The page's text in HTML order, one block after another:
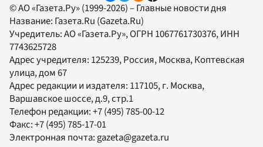
© АО «Газета.Ру» (1999-2026) – Главные новости дня
Название: Газета.Ru (Gazeta.Ru)
Учредитель:АО «Газета.Ру», ОГРН 1067761730376, ИНН
7743625728
Адрес учредителя: 125239, Россия, Москва, Коптевская
улица, дом 67
Адрес редакции и издателя: 117105, г. Москва,
Варшавское шоссе, д.9, стр.1
Телефон редакции:+7 (495) 785-00-12
Факс:+7 (495) 785-17-01
Электронная почта: gazeta@gazeta.ru